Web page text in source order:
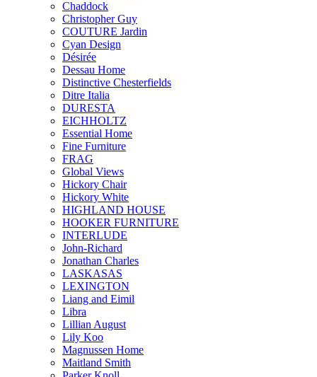
Chaddock
Christopher Guy
COUTURE Jardin
Cyan Design
Désirée
Dessau Home
Distinctive Chesterfields
Ditre Italia
DURESTA
EICHHOLTZ
Essential Home
Fine Furniture
FRAG
Global Views
Hickory Chair
Hickory White
HIGHLAND HOUSE
HOOKER FURNITURE
INTERLUDE
John-Richard
Jonathan Charles
LASKASAS
LEXINGTON
Liang and Eimil
Libra
Lillian August
Lily Koo
Magnussen Home
Maitland Smith